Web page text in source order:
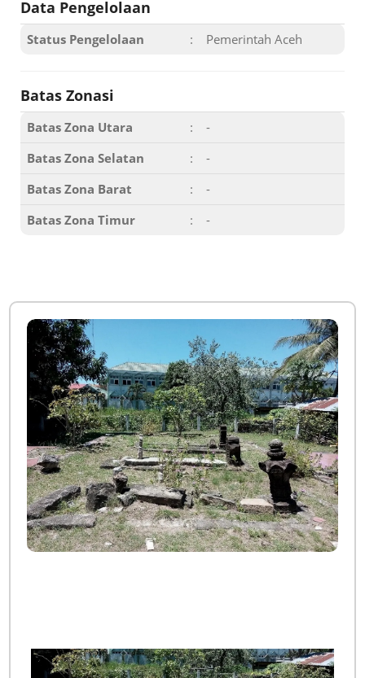
Data Pengelolaan
Status Pengelolaan : Pemerintah Aceh
Batas Zonasi
Batas Zona Utara :
-
Batas Zona Selatan
:
-
Batas Zona Barat
:
-
Batas Zona Timur
: -